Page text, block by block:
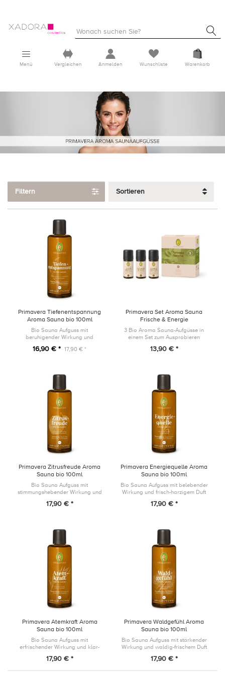
Menü Vergleichen Anmelden Wunschliste Warenkorb
Filtern Sortieren
Primavera Tiefenentspannung
Aroma Sauna bio 100ml
Bio Sauna Aufguss mit
beruhigender Wirkung und
16,90 € * 17,90 € *
Primavera Set Aroma Sauna
Frische & Energie
3 Bio Aroma Sauna-Aufgüsse in
einem Set zum Ausprobieren
13,90 € *
Primavera Zitrusfreude Aroma
Sauna bio 100ml
Bio Sauna Aufguss mit
stimmungshebender Wirkung und
17,90 € *
Primavera Energiequelle Aroma
Sauna bio 100ml
Bio Sauna Aufguss mit belebender
Wirkung und frisch-harzigem Duft
17,90 € *
Primavera Atemkraft Aroma
Sauna bio 100ml
Bio Sauna Aufguss mit
erfrischender Wirkung und klar-
17,90 € *
Primavera Waldgefühl Aroma
Sauna bio 100ml
Bio Sauna Aufguss mit stärkender
Wirkung und waldig-frischem Duft
17,90 € *